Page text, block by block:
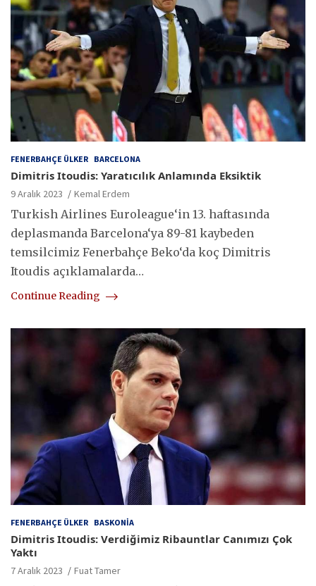
FENERBAHÇE ÜLKER BARCELONA
Dimitris Itoudis: Yaratıcılık Anlamında Eksiktik
9 Aralık 2023 Kemal Erdem
Turkish Airlines Euroleague‘in 13. haftasında
deplasmanda Barcelona‘ya 89-81 kaybeden
temsilcimiz Fenerbahçe Beko‘da koç Dimitris
Itoudis açıklamalarda…
Continue Reading
FENERBAHÇE ÜLKER BASKONIA
Dimitris Itoudis: Verdiğimiz Ribauntlar Canımızı Çok
Yaktı
7 Aralık 2023 Fuat Tamer